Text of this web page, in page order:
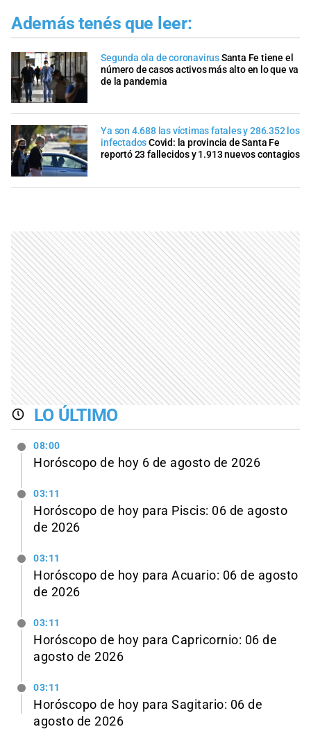
Además tenés que leer:
Segunda ola de coronavirusSanta Fe tiene el
número de casos activos más alto en lo que va
de la pandemia
Ya son 4.688 las víctimas fatales y 286.352 los
infectadosCovid: la provincia de Santa Fe
reportó 23 fallecidos y 1.913 nuevos contagios
LO ÚLTIMO
08:00
Horóscopo de hoy 6 de agosto de 2026
03:11
Horóscopo de hoy para Piscis: 06 de agosto
de 2026
03:11
Horóscopo de hoy para Acuario: 06 de agosto
de 2026
03:11
Horóscopo de hoy para Capricornio: 06 de
agosto de 2026
03:11
Horóscopo de hoy para Sagitario: 06 de
agosto de 2026